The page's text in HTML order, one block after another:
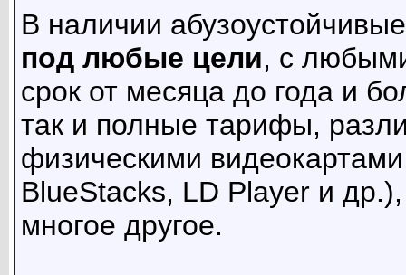
В наличии
под любые цели, с
срок от месяца до года и
так и полные тарифы,
физическими
BlueStacks, LD Player и
многое другое.